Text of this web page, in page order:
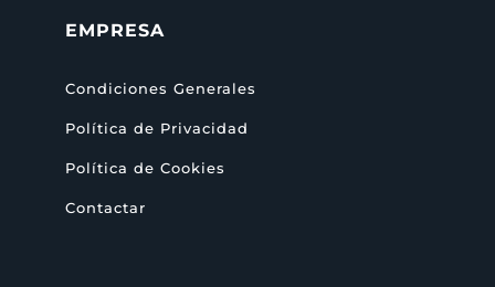
EMPRESA
Condiciones Generales
Política de Privacidad
Política de Cookies
Contactar